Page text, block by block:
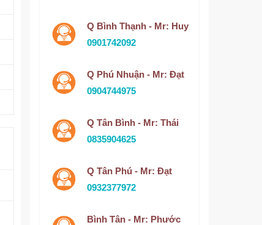
Q Bình Thạnh - Mr: Huy
0901742092
Q Phú Nhuận - Mr: Đạt
0904744975
Q Tân Bình - Mr: Thái
0835904625
Q Tân Phú - Mr: Đạt
0932377972
Bình Tân - Mr: Phước